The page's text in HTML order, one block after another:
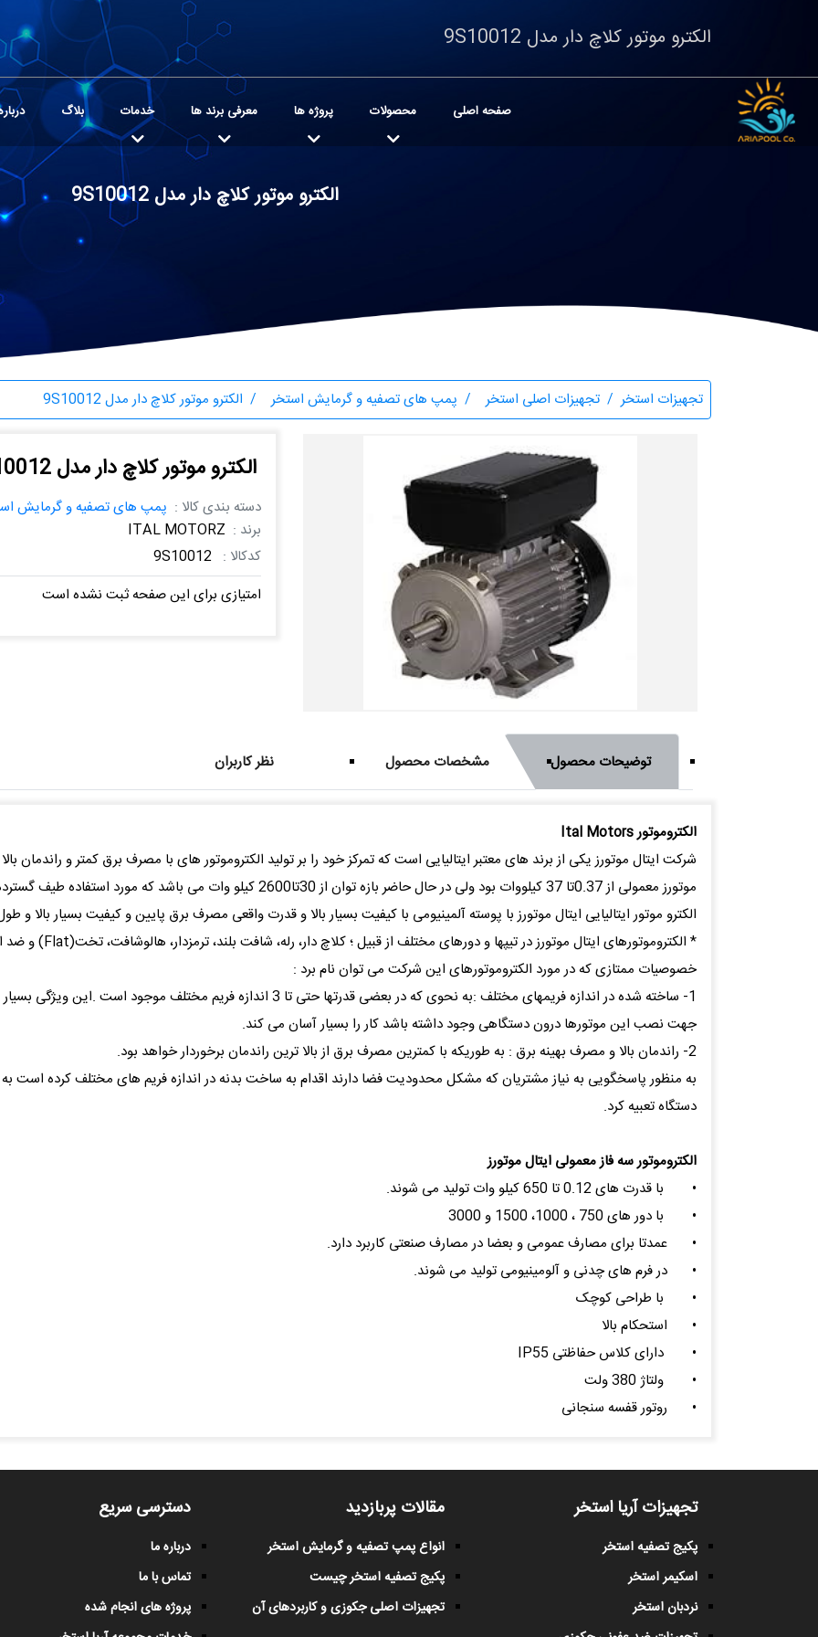
الکترو موتور کلاچ دار مدل 9S10012
صفحه اصلی محصولات پروژه ها معرفی برند ها خدمات بلاگ
الکترو موتور کلاچ دار مدل 9S10012
تجهیزات استخر تجهیزات اصلی استخر پمپ های تصفیه و گرمایش استخر الکترو موتور کلاچ دار مدل 9S10012
الکترو موتور کلاچ دار مدل 9S10012
دسته بندی کالا : پمپ های تصفیه و گرمایش
برند : ITAL MOTORZ
کدکالا : 9S10012
امتیازی برای این صفحه ثبت نشده است
توضیحات محصول مشخصات محصول نظر کاربران
الكتروموتور Ital Motors
شرکت ایتال موتورز یکی از برند های معتبر ایتالیایی است که تمرکز خود را بر تولید الکتروموتور های با مصرف برق کمتر و راندمان
موتورز معمولی از 0.37تا 37 کیلووات بود ولی در حال حاضر بازه توان از 30تا2600 کیلو وات می باشد که مورد استفاده طیف گسترده ای از صنایع می باشد.
الکترو موتور ایتالیایی ایتال موتورز با پوسته آلمینیومی با کیفیت بسیار بالا و قدرت واقعی مصرف برق پایین و کیفیت بسیار بالا و
خصوصیات ممتازی که در مورد الکتروموتورهای این شرکت می توان نام برد :
1- ساخته شده در اندازه فریمهای مختلف :به نحوی که در بعضی قدرتها حتی تا 3
جهت نصب این موتورها درون دستگاهی وجود داشته باشد کار را بسیار آسان می کند.
2- راندمان بالا و مصرف بهینه برق : به طوریکه با کمترین مصرف برق از بالا ترین راندمان برخوردار خواهد بود.
به منظور پاسخگویی به نیاز مشتریان که مشکل محدودیت فضا دارند اقدام به ساخت بدنه در اندازه فریم های مختلف کرده است به
دستگاه تعبیه کرد.
الکتروموتور سه فاز معمولی ایتال موتورز
•
با قدرت های 0.12 تا 650 کیلو وات تولید می شوند.
•
با دور های 750 ، 1000، 1500 و 3000
•
عمدتا برای مصارف عمومی و بعضا در مصارف صنعتی کاربرد دارد.
•
در فرم های چدنی و آلومینیومی تولید می شوند.
•
با طراحی کوچک
•
استحکام بالا
•
دارای کلاس حفاظتی IP55
•
ولتاژ 380 ولت
•
روتور قفسه سنجانی
تجهیزات آریا استخر
پکیج تصفیه استخر
اسکیمر استخر
نردبان استخر
مقالات پربازدید
انواع پمپ تصفیه و گرمایش استخر
پکیج تصفیه استخر چیست
تجهیزات اصلی جکوزی و کاربردهای آن
دسترسی سریع
درباره ما
تماس با ما
پروژه های انجام شده